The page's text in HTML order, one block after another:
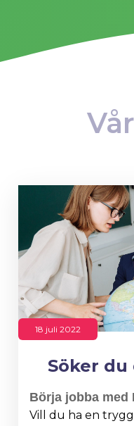
18 juli 2022
Söker
Börja jobba med
Vill du ha en